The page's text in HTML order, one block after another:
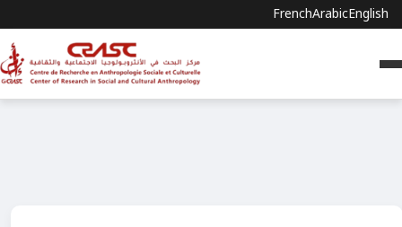
FrenchArabicEnglish